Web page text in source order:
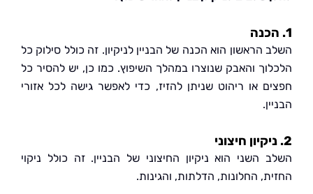
הראשון הוא הכנה של הבניין לניקיון. זה כולל סילוק כל
והאבק שנוצרו במהלך השיפוץ. כמו כן, יש להסיר כל
או ריהוט שניתן להזיז, כדי לאפשר גישה לכל אזורי
השני הוא ניקיון החיצוני של הבניין. זה כולל ניקוי
החלונות, הדלתות, והגינות.